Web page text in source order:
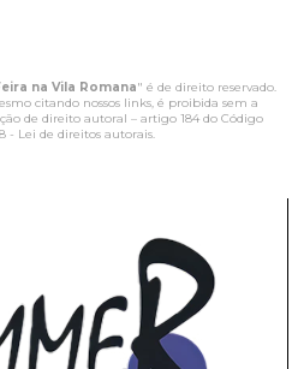
na Vila Romana" é de direito reservado.
citando nossos links, é proibida sem a
de direito autoral – artigo 184 do Código
- Lei de direitos autorais.